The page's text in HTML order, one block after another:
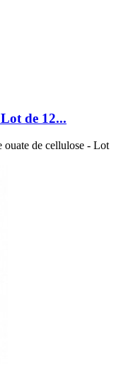
de 12...
de cellulose - Lot